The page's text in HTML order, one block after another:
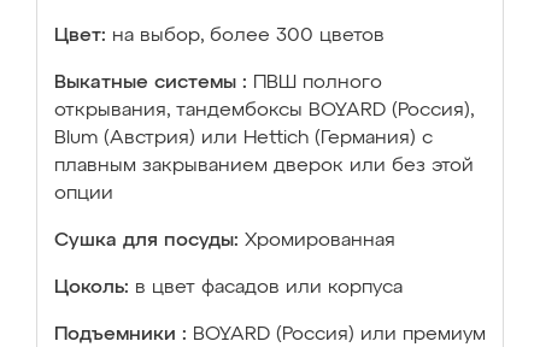
Цвет: на выбор, более 300 цветов
Выкатные системы :
ПВШ полного
открывания, тандембоксы BOYARD (Россия),
Blum (Австрия) или Hettich (Германия) с
плавным закрыванием дверок или без этой
опции
Сушка для посуды: Хромированная
Цоколь: в цвет фасадов или корпуса
Подъемники : BOYARD (Россия) или премиум